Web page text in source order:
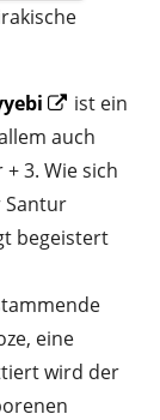
Opens
in
a
window
ist ein
auch
3. Wie sich
Santur
begeistert
eine
wird der